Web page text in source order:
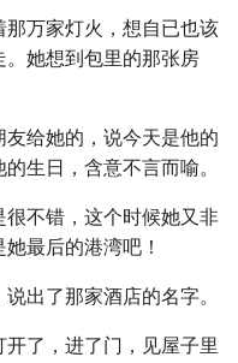
万家灯火，想自已也该
她想到包里的那张房
给她的，说今天是他的
生日，含意不言而喻。
不错，这个时候她又非
最后的港湾吧！
出了那家酒店的名字。
了，进了门，见屋子里